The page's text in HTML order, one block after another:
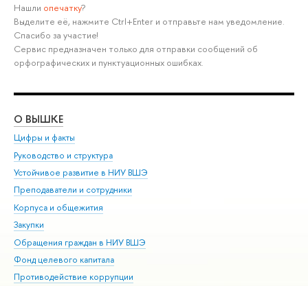
Нашли опечатку?
Выделите её, нажмите Ctrl+Enter и отправьте нам уведомление.
Спасибо за участие!
Сервис предназначен только для отправки сообщений об
орфографических и пунктуационных ошибках.
О ВЫШКЕ
Цифры и факты
Руководство и структура
Устойчивое развитие в НИУ ВШЭ
Преподаватели и сотрудники
Корпуса и общежития
Закупки
Обращения граждан в НИУ ВШЭ
Фонд целевого капитала
Противодействие коррупции